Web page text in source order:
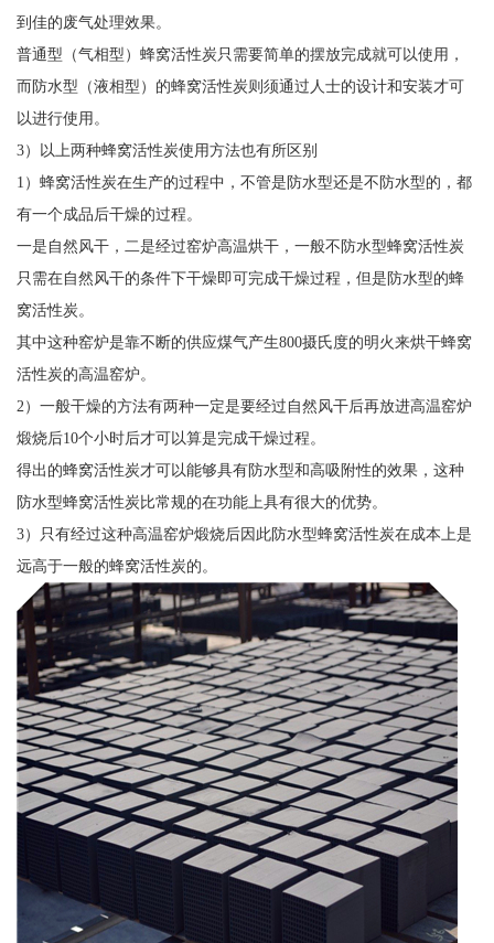
到佳的废气处理效果。
普通型（气相型）蜂窝活性炭只需要简单的摆放完成就可以使用，
而防水型（液相型）的蜂窝活性炭则须通过人士的设计和安装才可
以进行使用。
3）以上两种蜂窝活性炭使用方法也有所区别
1）蜂窝活性炭在生产的过程中，不管是防水型还是不防水型的，都
有一个成品后干燥的过程。
一是自然风干，二是经过窑炉高温烘干，一般不防水型蜂窝活性炭
只需在自然风干的条件下干燥即可完成干燥过程，但是防水型的蜂
窝活性炭。
其中这种窑炉是靠不断的供应煤气产生800摄氏度的明火来烘干蜂窝
活性炭的高温窑炉。
2）一般干燥的方法有两种一定是要经过自然风干后再放进高温窑炉
煅烧后10个小时后才可以算是完成干燥过程。
得出的蜂窝活性炭才可以能够具有防水型和高吸附性的效果，这种
防水型蜂窝活性炭比常规的在功能上具有很大的优势。
3）只有经过这种高温窑炉煅烧后因此防水型蜂窝活性炭在成本上是
远高于一般的蜂窝活性炭的。